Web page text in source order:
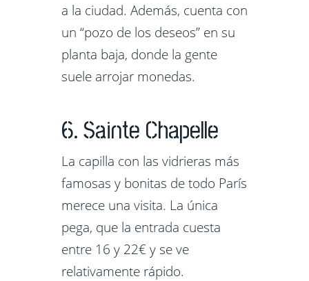
a la ciudad. Además, cuenta con
un “pozo de los deseos” en su
planta baja, donde la gente
suele arrojar monedas.
6. Sainte Chapelle
La capilla con las vidrieras más
famosas y bonitas de todo París
merece una visita. La única
pega, que la entrada cuesta
entre 16 y 22€ y se ve
relativamente rápido.